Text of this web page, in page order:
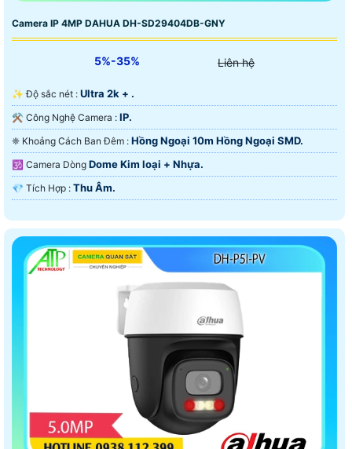
Camera IP 4MP DAHUA DH-SD29404DB-GNY
5%-35% Liên hệ
✨ Độ sắc nét : Ultra 2k + .
⚒ Công Nghệ Camera : IP.
❈ Khoảng Cách Ban Đêm : Hồng Ngoại 10m Hồng Ngoại SMD.
🕉️ Camera Dòng Dome Kim loại + Nhựa.
️💎 Tích Hợp : Thu Âm.